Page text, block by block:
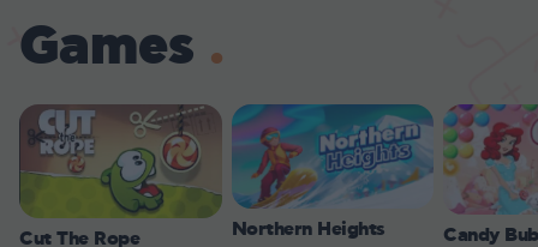
Games
Cut The Rope Northern Heights Candy